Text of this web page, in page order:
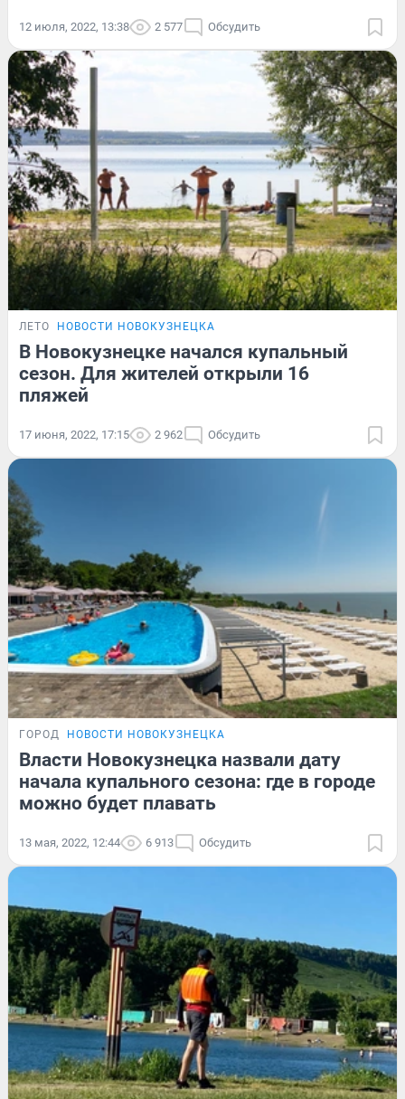
12 июля, 2022, 13:38 2 577 Обсудить
ЛЕТО НОВОСТИ НОВОКУЗНЕЦКА
В Новокузнецке начался купальный
сезон. Для жителей открыли 16
пляжей
17 июня, 2022, 17:15 2 962 Обсудить
ГОРОД НОВОСТИ НОВОКУЗНЕЦКА
Власти Новокузнецка назвали дату
начала купального сезона: где в городе
можно будет плавать
13 мая, 2022, 12:44 6 913 Обсудить